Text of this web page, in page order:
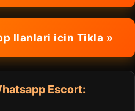
Ilanlari icin Tikla »
Escort: